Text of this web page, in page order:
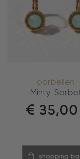
oorbellen
Minty
€ 35,00
shopping